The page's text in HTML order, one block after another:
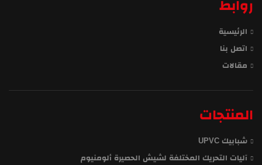
روابط
الرئيسية
اتصل بنا
مقالات
المنتجات
شبابيك UPVC
آليات التحريك المختلفة لشيش الحصيرة ألومنيوم